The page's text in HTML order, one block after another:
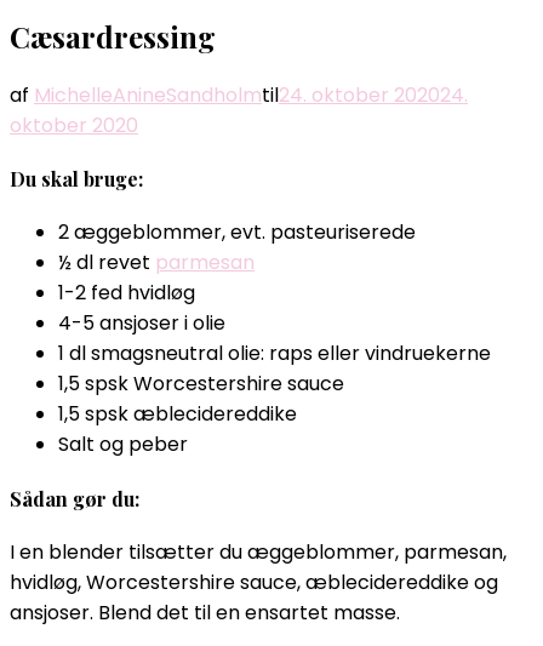
Cæsardressing
af MichelleAnineSandholmtil24. oktober 202024.
oktober 2020
Du skal bruge:
2 æggeblommer, evt. pasteuriserede
½ dl revet parmesan
1-2 fed hvidløg
4-5 ansjoser i olie
1 dl smagsneutral olie: raps eller vindruekerne
1,5 spsk Worcestershire sauce
1,5 spsk æblecidereddike
Salt og peber
Sådan gør du:
I en blender tilsætter du æggeblommer, parmesan,
hvidløg, Worcestershire sauce, æblecidereddike og
ansjoser. Blend det til en ensartet masse.